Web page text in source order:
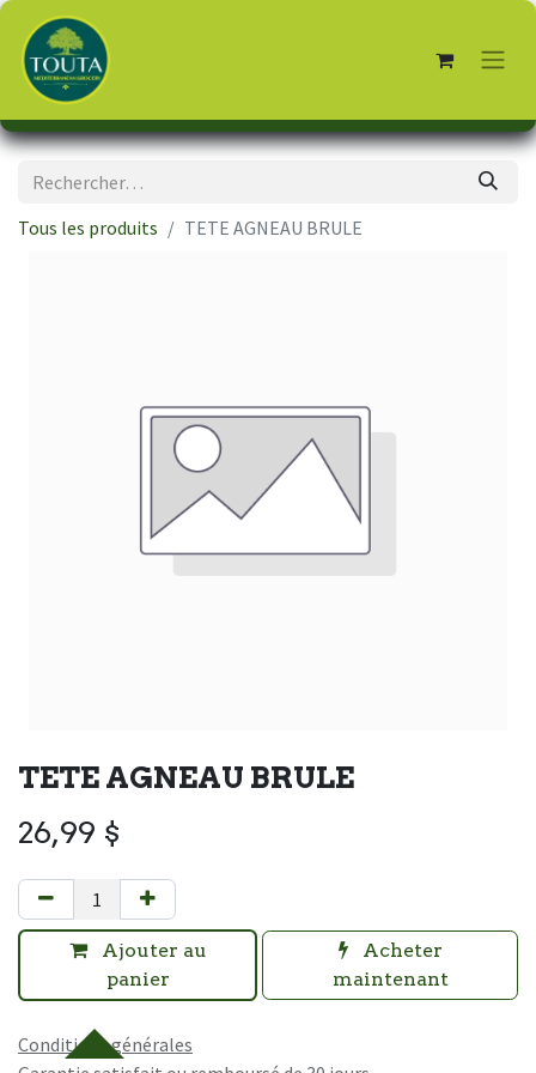
Tous les produits TETE AGNEAU BRULE
TETE AGNEAU BRULE
26,99 $
Ajouter au
panier
Acheter
maintenant
Conditions générales